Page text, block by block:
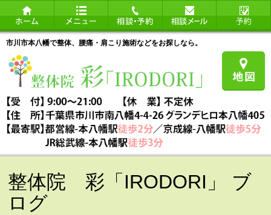
市川市本八幡で整体、腰痛・肩こり施術などをお探しなら。
整体院 彩「IRODORI」 ブ
ログ